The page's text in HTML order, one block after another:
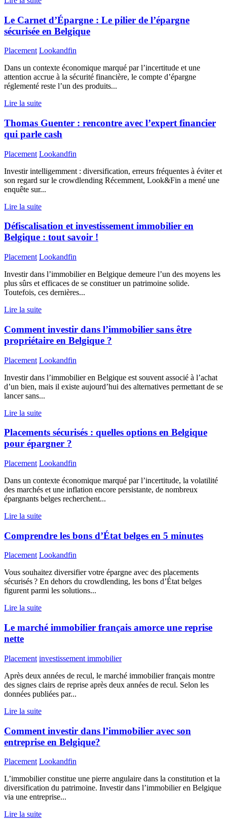
Le Carnet d’Épargne : Le pilier de l’épargne
sécurisée en Belgique
Placement Lookandfin
Dans un contexte économique marqué par l’incertitude et une
attention accrue à la sécurité financière, le compte d’épargne
réglementé reste l’un des produits...
Lire la suite
Thomas Guenter : rencontre avec l’expert financier
qui parle cash
Placement Lookandfin
Investir intelligemment : diversification, erreurs fréquentes à éviter et
son regard sur le crowdlending Récemment, Look&Fin a mené une
enquête sur...
Lire la suite
Défiscalisation et investissement immobilier en
Belgique : tout savoir !
Placement Lookandfin
Investir dans l’immobilier en Belgique demeure l’un des moyens les
plus sûrs et efficaces de se constituer un patrimoine solide.
Toutefois, ces dernières...
Lire la suite
Comment investir dans l’immobilier sans être
propriétaire en Belgique ?
Placement Lookandfin
Investir dans l’immobilier en Belgique est souvent associé à l’achat
d’un bien, mais il existe aujourd’hui des alternatives permettant de se
lancer sans...
Lire la suite
Placements sécurisés : quelles options en Belgique
pour épargner ?
Placement Lookandfin
Dans un contexte économique marqué par l’incertitude, la volatilité
des marchés et une inflation encore persistante, de nombreux
épargnants belges recherchent...
Lire la suite
Comprendre les bons d’État belges en 5 minutes
Placement Lookandfin
Vous souhaitez diversifier votre épargne avec des placements
sécurisés ? En dehors du crowdlending, les bons d’État belges
figurent parmi les solutions...
Lire la suite
Le marché immobilier français amorce une reprise
nette
Placement investissement immobilier
Après deux années de recul, le marché immobilier français montre
des signes clairs de reprise après deux années de recul. Selon les
données publiées par...
Lire la suite
Comment investir dans l’immobilier avec son
entreprise en Belgique?
Placement Lookandfin
L’immobilier constitue une pierre angulaire dans la constitution et la
diversification du patrimoine. Investir dans l’immobilier en Belgique
via une entreprise...
Lire la suite